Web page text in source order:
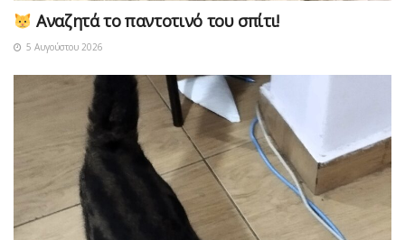
Αναζητά το παντοτινό του σπίτι!
5 Αυγούστου 2026